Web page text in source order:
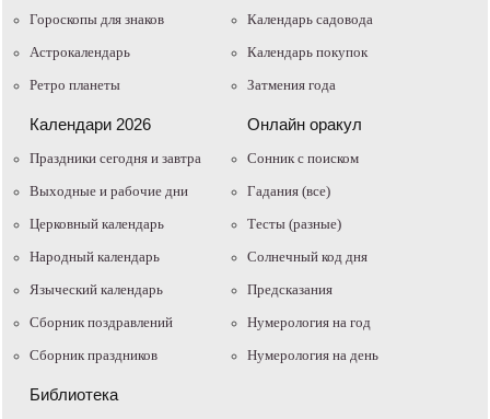
Гороскопы для знаков
Астрокалендарь
Ретро планеты
Календарь садовода
Календарь покупок
Затмения года
Календари 2026
Праздники сегодня и завтра
Выходные и рабочие дни
Церковный календарь
Народный календарь
Языческий календарь
Сборник поздравлений
Сборник праздников
Онлайн оракул
Cонник с поиском
Гадания (все)
Тесты (разные)
Солнечный код дня
Предсказания
Нумерология на год
Нумерология на день
Библиотека